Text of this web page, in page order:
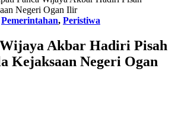
Negeri Ogan Ilir
Pemerintahan, Peristiwa
Akbar Hadiri Pisah
Kejaksaan Negeri Ogan